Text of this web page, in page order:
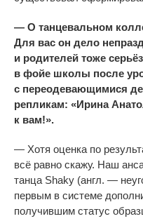
— О танцевальном
Для вас он дело
и родителей тоже
в фойе школы после
с переодевающимися
репликам: «Ирина
к вам!».
— Хотя оценка по
всё равно скажу. Наш
танца Shaky (англ. —
первым в системе
получившим статус